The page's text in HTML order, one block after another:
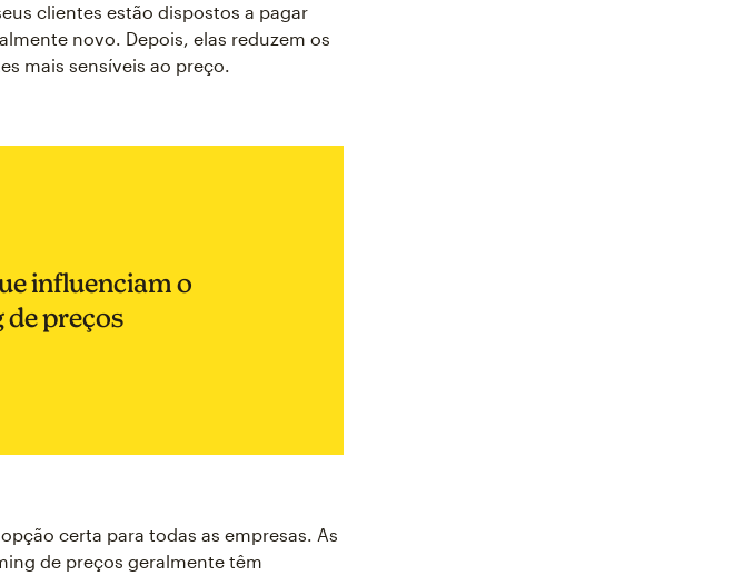
clientes estão dispostos a pagar
novo. Depois, elas reduzem os
mais sensíveis ao preço.
influenciam o
preços
certa para todas as empresas. As
de preços geralmente têm